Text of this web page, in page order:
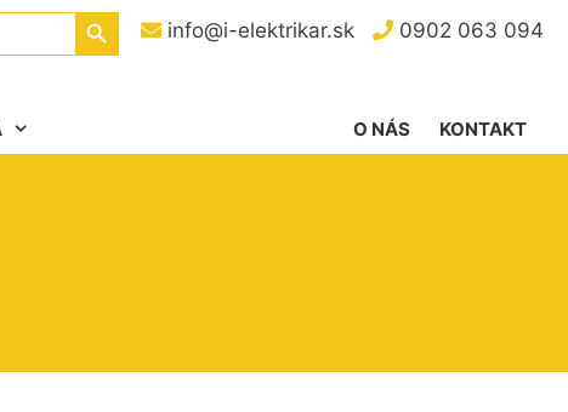
info@i-elektrikar.sk 0902 063 094
Search Button
KONTAKT
O NÁS